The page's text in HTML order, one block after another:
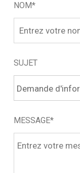
NOM*
SUJET
MESSAGE*